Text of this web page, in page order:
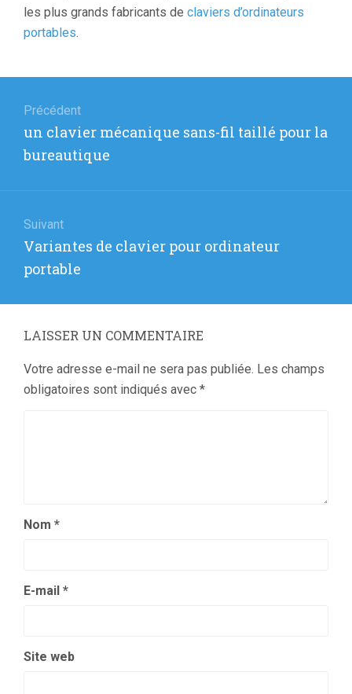
les plus grands fabricants de claviers d’ordinateurs
portables.
de
l’article
Précédent
Article
précédent
un clavier mécanique sans-fil taillé pour la
bureautique
Suivant
Article
suivant
Variantes de clavier pour ordinateur
portable
LAISSER UN COMMENTAIRE
Votre adresse e-mail ne sera pas publiée. Les champs
obligatoires sont indiqués avec *
Nom *
E-mail *
Site web